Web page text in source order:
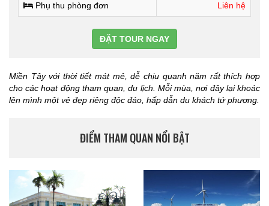
Phụ thu phòng đơn Liên hệ
ĐẶT TOUR NGAY
Miền Tây với thời tiết mát mẻ, dễ chịu quanh năm rất thích hợp
cho các hoạt động tham quan, du lịch. Mỗi mùa, nơi đây lại khoác
lên mình một vẻ đẹp riêng độc đáo, hấp dẫn du khách tứ phương.
ĐIỂM THAM QUAN NỔI BẬT